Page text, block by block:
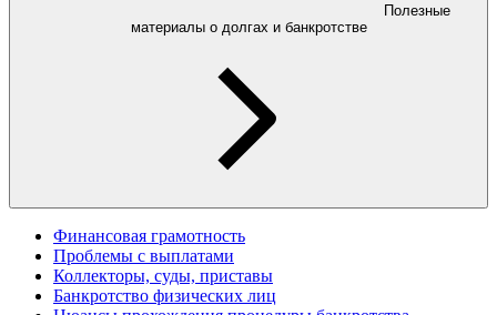
Полезные
материалы о долгах и банкротстве
Финансовая грамотность
Проблемы с выплатами
Коллекторы, суды, приставы
Банкротство физических лиц